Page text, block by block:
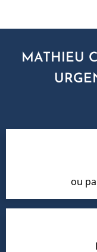
MATHIEU
ou